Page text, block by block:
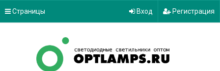
Страницы Вход Регистрация